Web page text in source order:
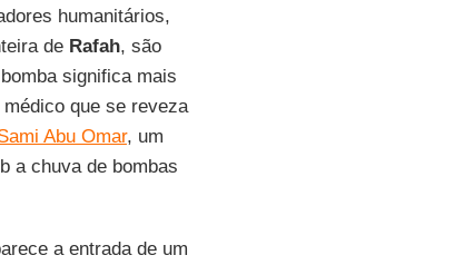
humanitários,
de Rafah, são
significa mais
que se reveza
Abu Omar, um
a chuva de bombas
a entrada de um